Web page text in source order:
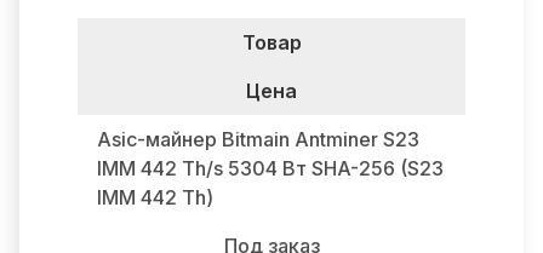
Товар
Цена
Asic-майнер Bitmain Antminer S23
IMM 442 Th/s 5304 Вт SHA-256 (S23
IMM 442 Th)
Под заказ